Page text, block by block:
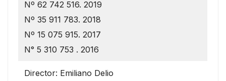
Nº 62 742 516. 2019
Nº 35 911 783. 2018
Nº 15 075 915. 2017
N° 5 310 753 . 2016
Director: Emiliano Delio